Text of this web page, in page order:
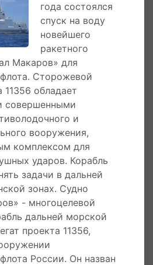
в полигонах боевой
флота в Баренцевом
Макаров», для
госиспытаний,
учебную ракетную
цели. Выполнение
экипажем судна
контроле
мер безопасности.
в Баренцевом
для гражданского
безопасности
10 кораблей и судов
флота находились на
дозора на границе района
Район также
и вертолеты армии
флота.
года состоялся
спуск на воду
новейшего
ракетного
Макаров» для
Сторожевой
11356 обладает
совершенными
и
вооружения,
комплексом для
ударов. Корабль
задачи в дальней
зонах. Судно
- многоцелевой
дальней морской
проекта 11356,
России. Он назван